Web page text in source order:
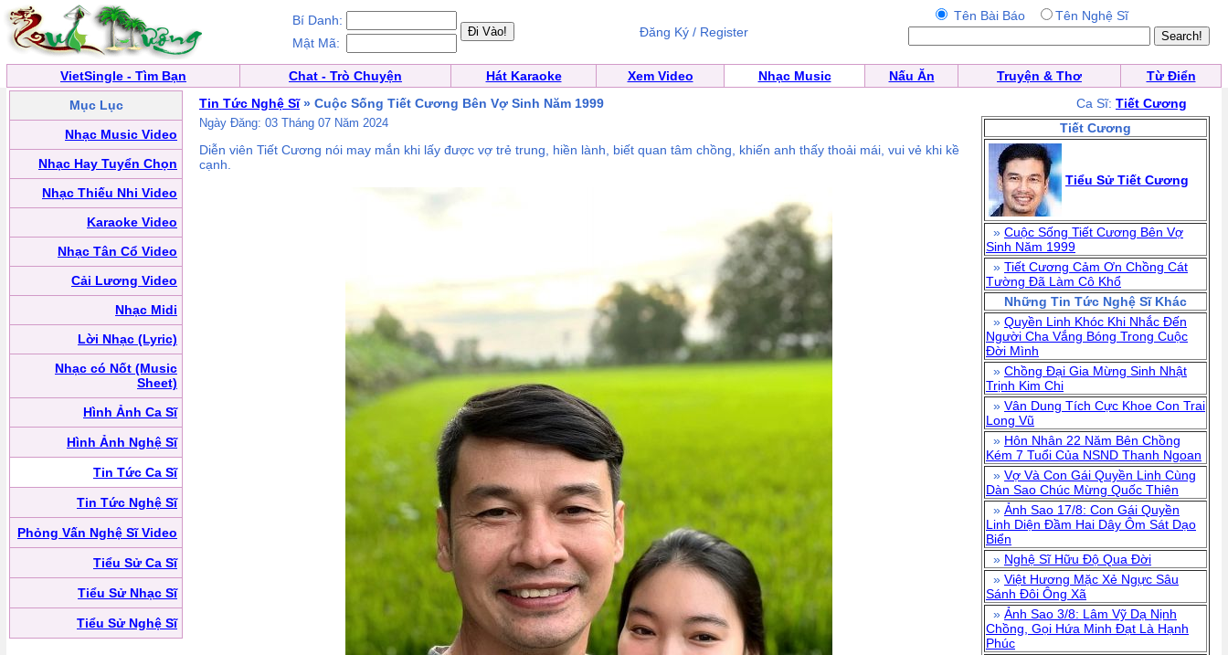
Bí Danh:
Mật Mã:
Đăng Ký / Register
Tên Bài Báo Tên Nghệ Sĩ
VietSingle - Tìm Bạn Chat - Trò Chuyện Hát Karaoke Xem Video Nhạc Music Nấu Ăn Truyện & Thơ
Từ Điển
Mục Lục
Nhạc Music Video
Nhạc Hay Tuyển Chọn
Nhạc Thiếu Nhi Video
Karaoke Video
Nhạc Tân Cổ Video
Cải Lương Video
Nhạc Midi
Lời Nhạc (Lyric)
Nhạc có Nốt (Music
Sheet)
Hình Ảnh Ca Sĩ
Hình Ảnh Nghệ Sĩ
Tin Tức Ca Sĩ
Tin Tức Nghệ Sĩ
Phỏng Vấn Nghệ Sĩ Video
Tiểu Sử Ca Sĩ
Tiểu Sử Nhạc Sĩ
Tiểu Sử Nghệ Sĩ
Tin Tức Nghệ Sĩ» Cuộc Sống Tiết Cương Bên Vợ Sinh Năm 1999 Ca Sĩ: Tiết Cương
Ngày Đăng: 03 Tháng 07 Năm 2024
Diễn viên Tiết Cương nói may mắn khi lấy được vợ trẻ trung, hiền lành, biết quan tâm chồng, khiến anh thấy thoải mái, vui vẻ khi kề
cạnh.
Tiết Cương
Tiểu Sử Tiết Cương
» Cuộc Sống Tiết Cương Bên Vợ
Sinh Năm 1999
» Tiết Cương Cảm Ơn Chồng Cát
Tường Đã Làm Cô Khổ
Những Tin Tức Nghệ Sĩ Khác
» Quyền Linh Khóc Khi Nhắc Đến
Người Cha Vắng Bóng Trong Cuộc
Đời Mình
» Chồng Đại Gia Mừng Sinh Nhật
Trịnh Kim Chi
» Vân Dung Tích Cực Khoe Con Trai
Long Vũ
» Hôn Nhân 22 Năm Bên Chồng
Kém 7 Tuổi Của NSND Thanh Ngoan
» Vợ Và Con Gái Quyền Linh Cùng
Dàn Sao Chúc Mừng Quốc Thiên
» Ảnh Sao 17/8: Con Gái Quyền
Linh Diện Đầm Hai Dây Ôm Sát Dạo
Biển
» Nghệ Sĩ Hữu Độ Qua Đời
» Việt Hương Mặc Xẻ Ngực Sâu
Sánh Đôi Ông Xã
» Ảnh Sao 3/8: Lâm Vỹ Dạ Nịnh
Chồng, Gọi Hứa Minh Đạt Là Hạnh
Phúc